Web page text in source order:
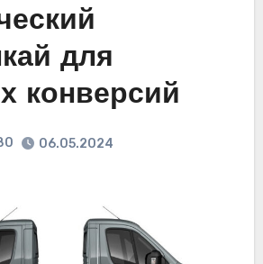
для
конверсий
06.05.2024